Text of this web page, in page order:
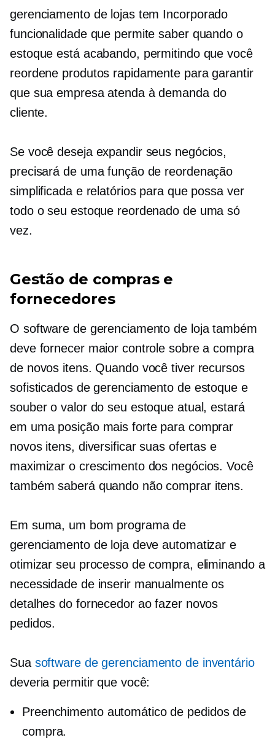
gerenciamento de lojas tem Incorporado
funcionalidade que permite saber quando o
estoque está acabando, permitindo que você
reordene produtos rapidamente para garantir
que sua empresa atenda à demanda do
cliente.
Se você deseja expandir seus negócios,
precisará de uma função de reordenação
simplificada e relatórios para que possa ver
todo o seu estoque reordenado de uma só
vez.
Gestão de compras e
fornecedores
O software de gerenciamento de loja também
deve fornecer maior controle sobre a compra
de novos itens. Quando você tiver recursos
sofisticados de gerenciamento de estoque e
souber o valor do seu estoque atual, estará
em uma posição mais forte para comprar
novos itens, diversificar suas ofertas e
maximizar o crescimento dos negócios. Você
também saberá quando não comprar itens.
Em suma, um bom programa de
gerenciamento de loja deve automatizar e
otimizar seu processo de compra, eliminando a
necessidade de inserir manualmente os
detalhes do fornecedor ao fazer novos
pedidos.
Sua software de gerenciamento de inventário
deveria permitir que você:
Preenchimento automático de pedidos de
compra.